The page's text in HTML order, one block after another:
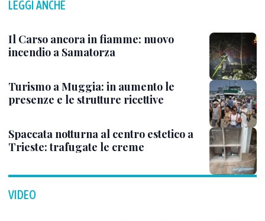
LEGGI ANCHE
Il Carso ancora in fiamme: nuovo
incendio a Samatorza
Turismo a Muggia: in aumento le
presenze e le strutture ricettive
Spaccata notturna al centro estetico a
Trieste: trafugate le creme
VIDEO